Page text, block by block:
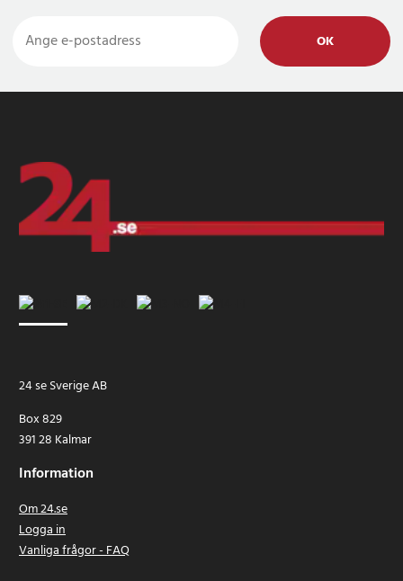
OK
24 se Sverige AB
Box 829
391 28 Kalmar
Information
Om 24.se
Logga in
Vanliga frågor - FAQ